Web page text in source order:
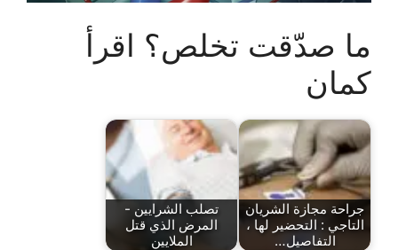
ما صدّقت تخلص؟ اقرأ
كمان
جراحة مجازة الشريان
التاجي : التحضير لها ،
التفاصيل…
تصلب الشرايين -
المرض الذي قتل
الملايين